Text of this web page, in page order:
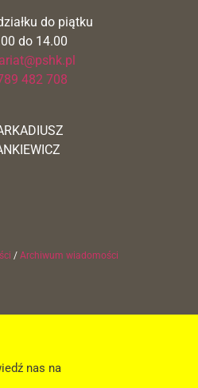
do piątku
do 14.00
482 708
/ Archiwum wiadomości
nas na